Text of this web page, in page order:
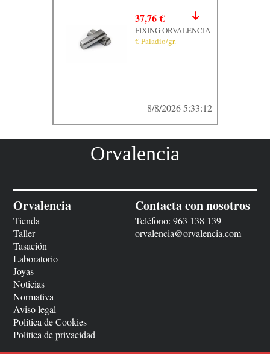
37,76 €
FIXING ORVALENCIA
€ Paladio/gr.
8/8/2026 5:33:12
Orvalencia
Orvalencia
Tienda
Taller
Tasación
Laboratorio
Joyas
Noticias
Normativa
Aviso legal
Politica de Cookies
Politica de privacidad
Contacta con nosotros
Teléfono: 963 138 139
orvalencia@orvalencia.com